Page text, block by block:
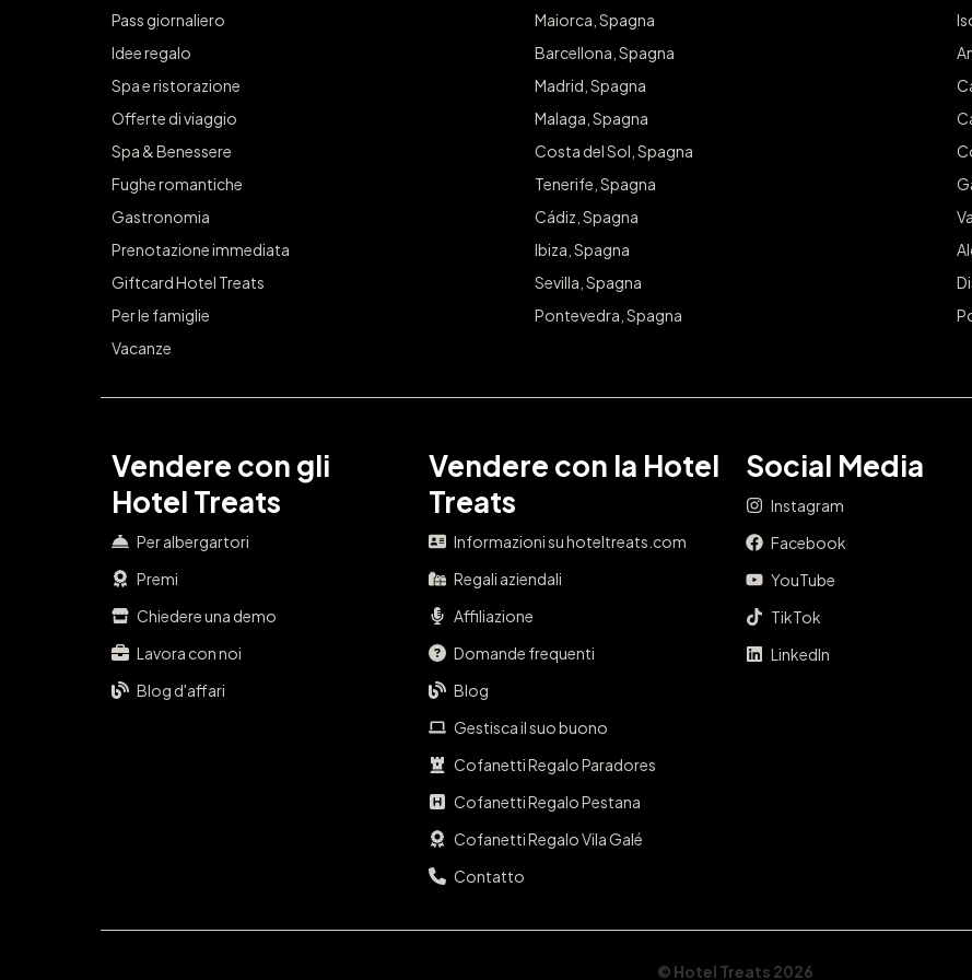
Pass giornaliero
Idee regalo
Spa e ristorazione
Offerte di viaggio
Spa & Benessere
Fughe romantiche
Gastronomia
Prenotazione immediata
Giftcard Hotel Treats
Per le famiglie
Vacanze
Maiorca, Spagna
Barcellona, Spagna
Madrid, Spagna
Malaga, Spagna
Costa del Sol, Spagna
Tenerife, Spagna
Cádiz, Spagna
Ibiza, Spagna
Sevilla, Spagna
Pontevedra, Spagna
Vendere con gli
Hotel Treats
Per albergartori
Premi
Chiedere una demo
Lavora con noi
Blog d'affari
Vendere con la Hotel
Treats
Informazioni su hoteltreats.com
Regali aziendali
Affiliazione
Domande frequenti
Blog
Gestisca il suo buono
Cofanetti Regalo Paradores
Cofanetti Regalo Pestana
Cofanetti Regalo Vila Galé
Contatto
Social Media
Instagram
Facebook
YouTube
TikTok
LinkedIn
© Hotel Treats 2026